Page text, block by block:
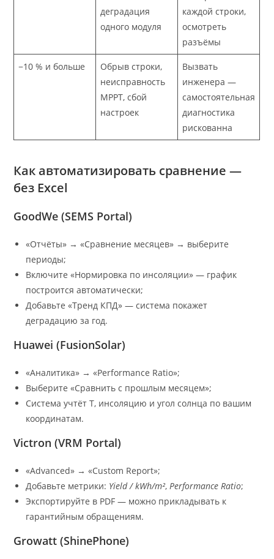
деградация
одного модуля
каждой строки,
осмотреть
разъёмы
−10 % и больше
Обрыв строки,
неисправность
MPPT, сбой
настроек
Вызвать
инженера —
самостоятельная
диагностика
рискованна
Как автоматизировать сравнение —
без Excel
GoodWe (SEMS Portal)
«Отчёты» → «Сравнение месяцев» → выберите
периоды;
Включите «Нормировка по инсоляции» — график
построится автоматически;
Добавьте «Тренд КПД» — система покажет
деградацию за год.
Huawei (FusionSolar)
«Аналитика» → «Performance Ratio»;
Выберите «Сравнить с прошлым месяцем»;
Система учтёт T, инсоляцию и угол солнца по вашим
координатам.
Victron (VRM Portal)
«Advanced» → «Custom Report»;
Добавьте метрики: Yield / kWh/m²,Performance Ratio;
Экспортируйте в PDF — можно прикладывать к
гарантийным обращениям.
Growatt (ShinePhone)